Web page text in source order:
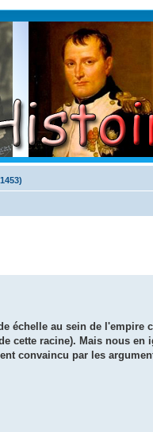
échelle au sein de
cette racine). Mais nous
convaincu par les